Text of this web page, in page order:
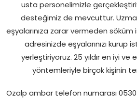
usta personelimizle
desteğimiz de mevcuttur.
eşyalarınıza zarar vermeden söküm
adresinizde eşyalarınızı kurup
yerleştiriyoruz. 25 yıldır en iyi ve
yöntemleriyle birçok kişinin
Özalp ambar telefon numarası